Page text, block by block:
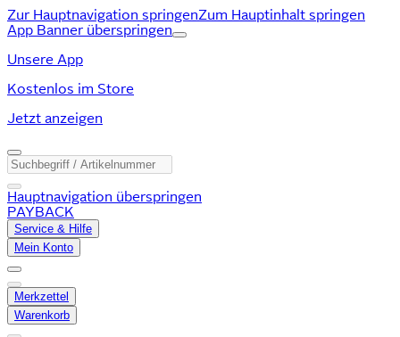
Zur Hauptnavigation springenZum Hauptinhalt springen
App Banner überspringen
Unsere App
Kostenlos im Store
Jetzt anzeigen
Hauptnavigation überspringen
PAYBACK
Service & Hilfe
Mein Konto
Merkzettel
Warenkorb